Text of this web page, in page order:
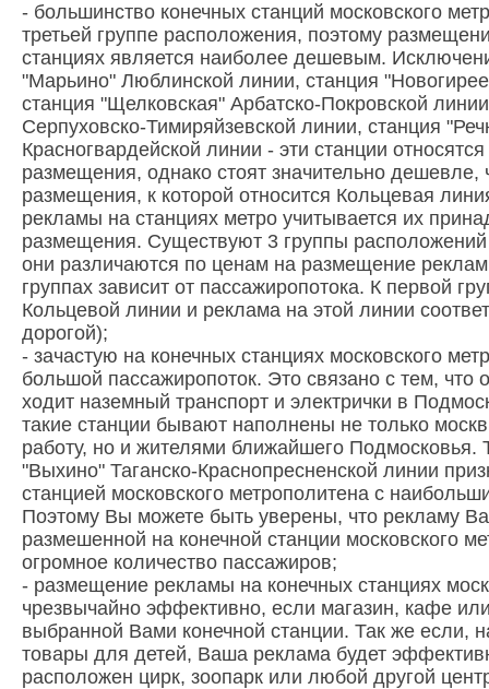
- большинство конечных станций московского
третьей группе расположения, поэтому
станциях является наиболее дешевым.
"Марьино" Люблинской линии, станция
станция "Щелковская" Арбатско-Покровской
Серпуховско-Тимиряйзевской линии, станция
Красногвардейской линии - эти станции
размещения, однако стоят значительно дешевле,
размещения, к которой относится Кольцевая
рекламы на станциях метро учитывается их
размещения. Существуют 3 группы
они различаются по ценам на размещение
группах зависит от пассажиропотока. К первой
Кольцевой линии и реклама на этой линии
дорогой);
- зачастую на конечных станциях московского
большой пассажиропоток. Это связано с тем, что
ходит наземный транспорт и электрички в
такие станции бывают наполнены не только
работу, но и жителями ближайшего Подмосковья.
"Выхино" Таганско-Краснопресненской линии
станцией московского метрополитена с
Поэтому Вы можете быть уверены, что рекламу
размешенной на конечной станции московского
огромное количество пассажиров;
- размещение рекламы на конечных станциях
чрезвычайно эффективно, если магазин, кафе
выбранной Вами конечной станции. Так же если,
товары для детей, Ваша реклама будет
расположен цирк, зоопарк или любой другой